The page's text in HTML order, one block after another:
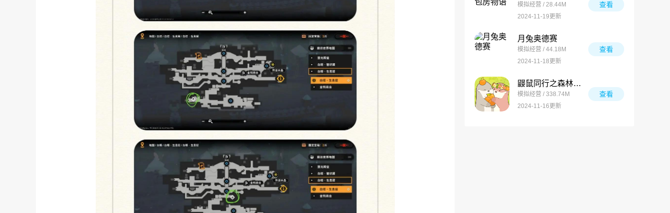
模拟经营 / 28.44M
2024-11-19更新
查看
月兔奥德赛
模拟经营 / 44.18M
2024-11-18更新
查看
鼹鼠同行之森林之家万圣节版
模拟经营 / 338.74M
2024-11-16更新
查看